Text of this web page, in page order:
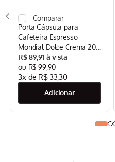
Porta Cápsula para
Cafeteira Espresso
Mondial Dolce Crema 20
Bar Mondial Preto/Inox -
CPC-DG
R$ 89,91
R$ 99,90
3x de R$ 33,30